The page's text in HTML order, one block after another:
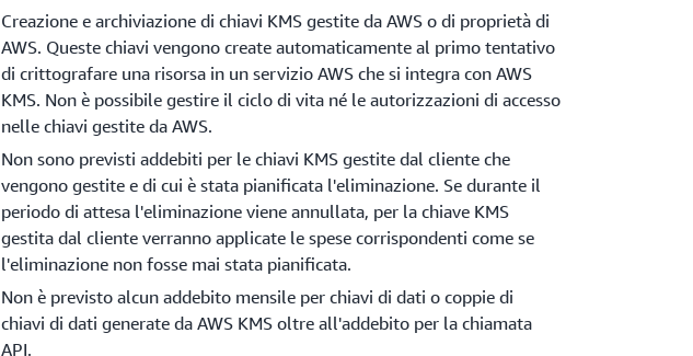
Creazione e archiviazione di chiavi KMS gestite da AWS o di proprietà di
AWS. Queste chiavi vengono create automaticamente al primo tentativo
di crittografare una risorsa in un servizio AWS che si integra con AWS
KMS. Non è possibile gestire il ciclo di vita né le autorizzazioni di accesso
nelle chiavi gestite da AWS.
Non sono previsti addebiti per le chiavi KMS gestite dal cliente che
vengono gestite e di cui è stata pianificata l'eliminazione. Se durante il
periodo di attesa l'eliminazione viene annullata, per la chiave KMS
gestita dal cliente verranno applicate le spese corrispondenti come se
l'eliminazione non fosse mai stata pianificata.
Non è previsto alcun addebito mensile per chiavi di dati o coppie di
chiavi di dati generate da AWS KMS oltre all'addebito per la chiamata
API.